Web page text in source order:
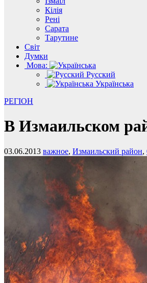
Кілія
Рені
Сарата
Тарутине
Світ
Думки
Мова:
Русский
Українська
РЕГІОН
В Измаильском
03.06.2013 важное, Измаильский район,